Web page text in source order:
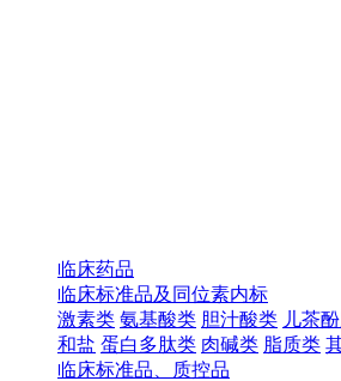
临床药品
临床标准品及同位素内标
激素类 氨基酸类 胆汁酸类 儿茶
和盐 蛋白多肽类 肉碱类 脂质类
临床标准品、质控品